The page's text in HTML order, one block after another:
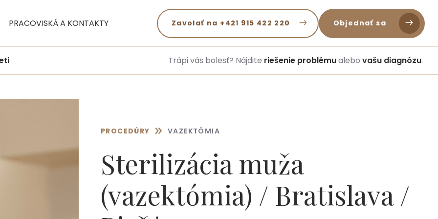
PRACOVISKÁ A KONTAKTY Zavolať na +421 915 422 220 Objednať sa
Trápi vás bolesť? Nájdite riešenie problémualebo vašu diagnózu.
PROCEDÚRY » VAZEKTÓMIA
Sterilizácia muža
(vazektómia) / Bratislava /